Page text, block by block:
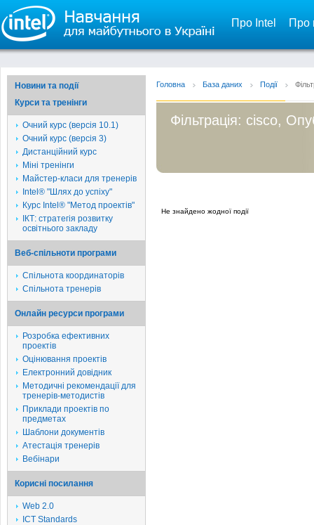
Про Intel Про
Новини та події
Курси та тренінги
Очний курс (версія 10.1)
Очний курс (версія 3)
Дистанційний курс
Міні тренінги
Майстер-класи для тренерів
Intel® "Шлях до успіху"
Курс Intel® "Метод проектів"
ІКТ: стратегія розвитку
освітнього закладу
Веб-спільноти програми
Спільнота координаторів
Спільнота тренерів
Онлайн ресурси програми
Розробка ефективних
проектів
Оцінювання проектів
Електронний довідник
Методичні рекомендації для
тренерів-методистів
Приклади проектів по
предметах
Шаблони документів
Атестація тренерів
Вебінари
Корисні посилання
Web 2.0
ICT Standards
Головна База даних Події
Фільтрація: cisco,
Не знайдено жодної події